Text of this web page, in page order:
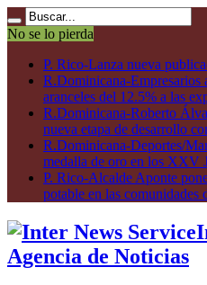
No se lo pierda
P. Rico-Lanza nueva
R.Dominicana-Empresarios
aranceles del 12.5% a las
R.Dominicana-Roberto
nueva etapa de desarrollo
R.Dominicana-Deportes/
medalla de oro en los XXV
P. Rico-Alcalde Aponte
potable en las comunidades
Agencia de Noticias